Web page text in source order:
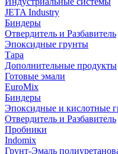
JETA Industry
Биндеры
Отвердитель и Разбавитель
Эпоксидные грунты
Тара
Дополнительные продукты
Готовые эмали
EuroMix
Биндеры
Эпоксидные и кислотные
Отвердитель и Разбавитель
Пробники
Indomix
Грунт-Эмаль